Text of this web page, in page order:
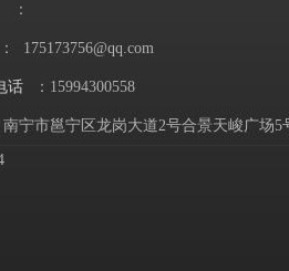
：
： 175173756@qq.com
话 ： 15994300558
南宁市邕宁区龙岗大道2号合景天峻广场5